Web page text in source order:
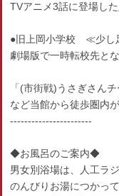
TVアニメ3話に登場し
●旧上岡小学校 ≪
劇場版で一時転校先と
「(市街戦)うさぎさん
など当館から徒歩圏内が
-----------------------
◆お風呂のご案内◆
男女別浴場は、人工ラ
のんびりお湯につかっ